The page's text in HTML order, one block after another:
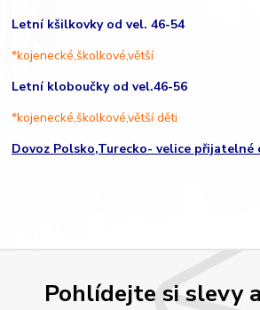
Letní kšilkovky od vel. 46-54
*kojenecké,školkové,větší
Letní kloboučky od vel.46-56
*kojenecké,školkové,větší děti
Dovoz Polsko,Turecko- velice přijatelné
Pohlídejte si slevy